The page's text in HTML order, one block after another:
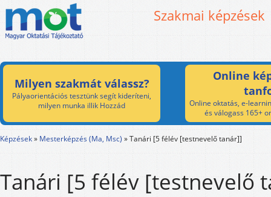
Szakmai képzések
Milyen szakmát válassz?
Pályaorientációs tesztünk segít kideríteni,
milyen munka illik Hozzád
Online
Online oktatás, e-
és válogass 165+
Képzések» Mesterképzés (Ma, Msc) »Tanári [5 félév [testnevelő tanár]]
Tanári [5 félév [testnevelő